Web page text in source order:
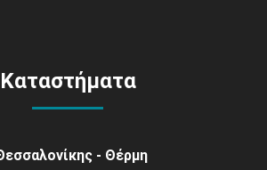
Καταστήματα
- Θέρμη